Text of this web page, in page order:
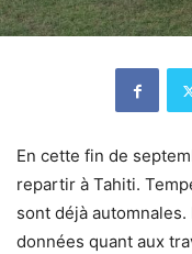
En cette fin de
repartir à Tahiti.
sont déjà
données quant aux